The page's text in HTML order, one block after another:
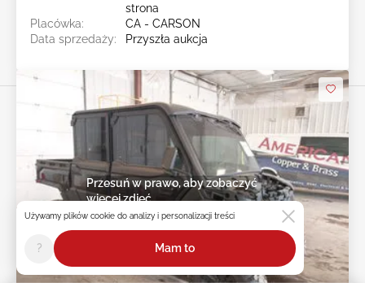
strona
Placówka:
CA - CARSON
Data sprzedaży:
Przyszła aukcja
Przesuń w prawo, aby zobaczyć
więcej zdjęć
Używamy plików cookie do analizy i personalizacji treści
? Mam to